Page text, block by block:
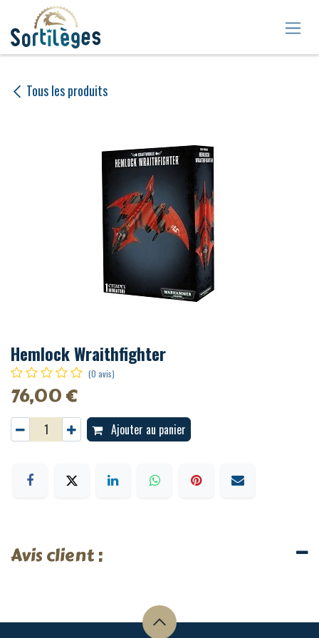
Se rendre au contenu
Tous les produits
Hemlock Wraithfighter
(0 avis)
76,00€
Ajouter au panier
Avis client :